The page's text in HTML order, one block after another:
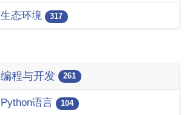
生态环境 317
编程与开发 261
Python语言 104